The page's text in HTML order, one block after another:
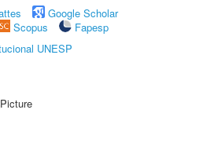
Google Scholar
Scopus
Fapesp
UNESP